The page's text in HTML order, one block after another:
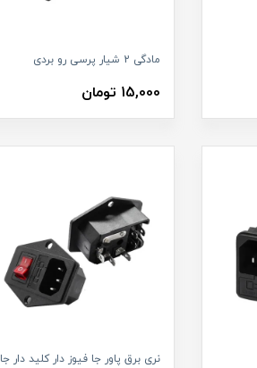
مادگی 2 شیار پرسی رو بردی
15,000 تومان
نری برق پاور جا فیوز دار کلید دار جا